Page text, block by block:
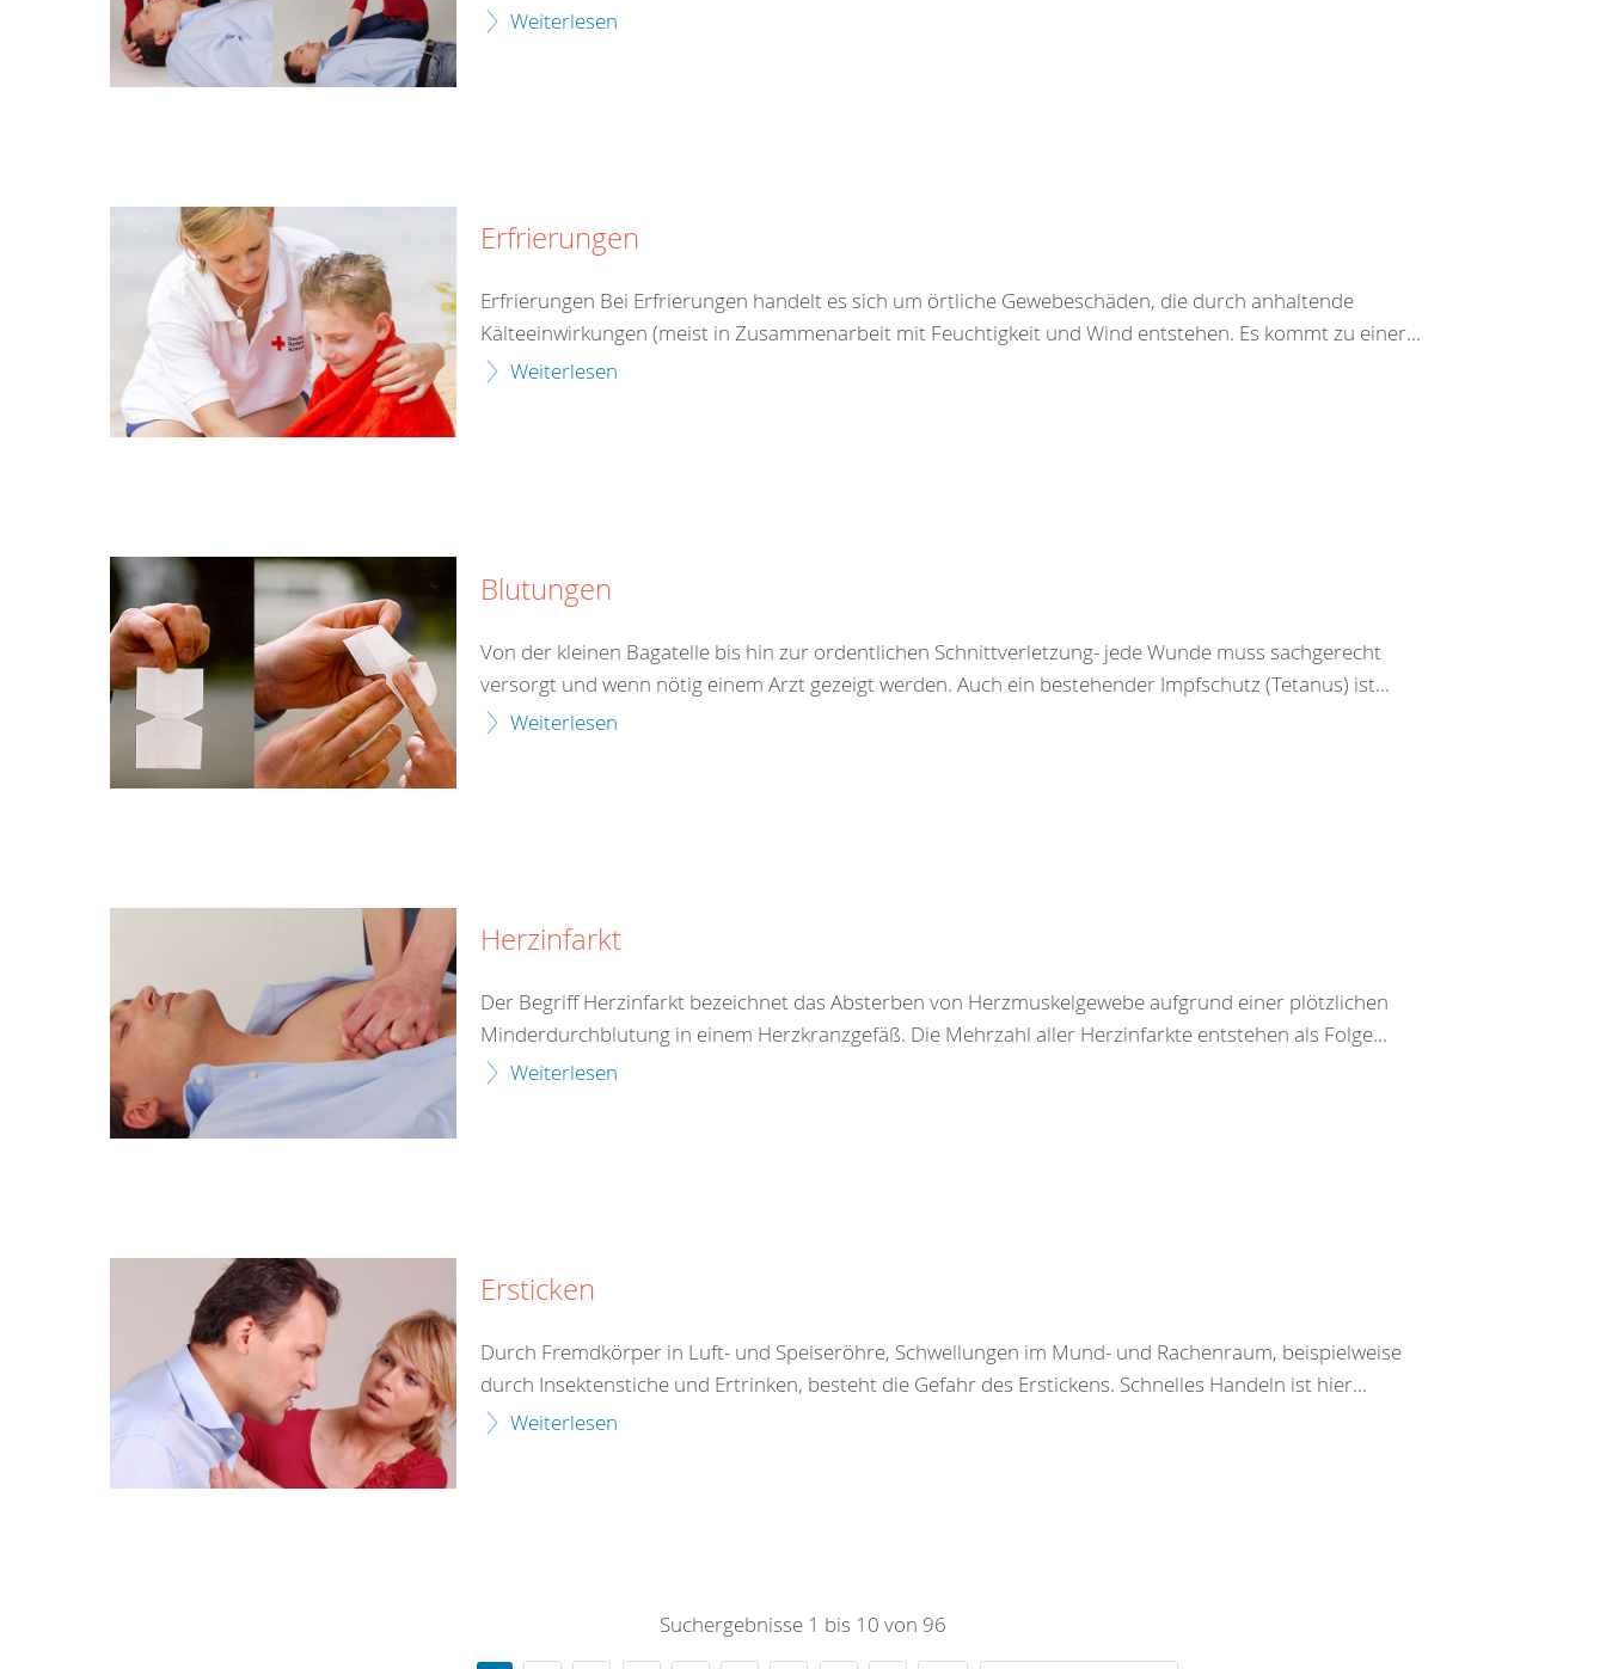
Weiterlesen
Erfrierungen
Erfrierungen Bei Erfrierungen handelt es sich um örtliche Gewebeschäden, die durch anhaltende
Kälteeinwirkungen (meist in Zusammenarbeit mit Feuchtigkeit und Wind entstehen. Es kommt zu einer...
Weiterlesen
Blutungen
Von der kleinen Bagatelle bis hin zur ordentlichen Schnittverletzung- jede Wunde muss sachgerecht
versorgt und wenn nötig einem Arzt gezeigt werden. Auch ein bestehender Impfschutz (Tetanus) ist...
Weiterlesen
Herzinfarkt
Der Begriff Herzinfarkt bezeichnet das Absterben von Herzmuskelgewebe aufgrund einer plötzlichen
Minderdurchblutung in einem Herzkranzgefäß. Die Mehrzahl aller Herzinfarkte entstehen als Folge...
Weiterlesen
Ersticken
Durch Fremdkörper in Luft- und Speiseröhre, Schwellungen im Mund- und Rachenraum, beispielweise
durch Insektenstiche und Ertrinken, besteht die Gefahr des Erstickens. Schnelles Handeln ist hier...
Weiterlesen
Suchergebnisse 1 bis 10 von 96